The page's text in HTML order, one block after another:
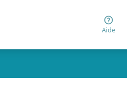
Aide